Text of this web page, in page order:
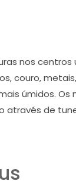
nos centros
couro,
úmidos. Os
de